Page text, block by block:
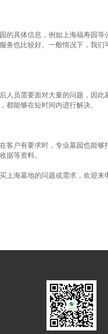
的具体信息，例如上海福寿园等
也比较好。一般情况下，我们
人员需要面对大量的问题，因此
能够在短时间内进行解决。
客户有要求时，专业墓园也能够
据等资料。
海墓地的问题或需求，欢迎来